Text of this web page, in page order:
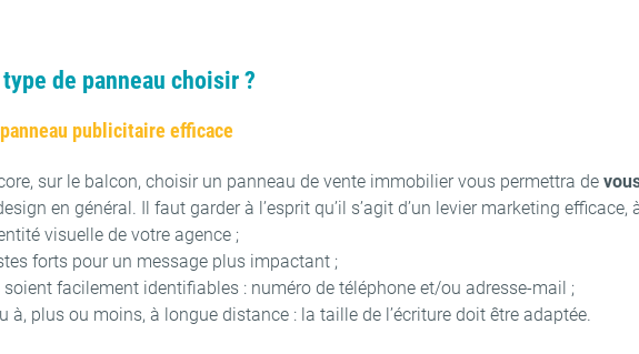
de panneau choisir ?
publicitaire efficace
sur le balcon, choisir un panneau de vente immobilier vous permettra de
en général. Il faut garder à l’esprit qu’il s’agit d’un levier marketing efficace,
visuelle de votre agence ;
forts pour un message plus impactant ;
facilement identifiables : numéro de téléphone et/ou adresse-mail ;
à, plus ou moins, à longue distance : la taille de l’écriture doit être adaptée.